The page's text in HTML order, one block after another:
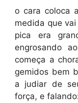
o cara coloca
medida que
pica era
engrosando
começa a
gemidos bem
a judiar de
força, e